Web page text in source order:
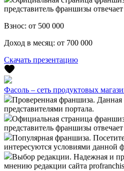
представитель франшизы
Взнос: от 500 000
Доход в месяц: от 700 000
Скачать презентацию
Фасоль – сеть продуктовых
Проверенная франшиза.
представителями портала.
Официальная страница
представитель франшизы
Популярная франшиза.
интересуются условиями данной
Выбор редакции. Надежная и
мнению редакции сайта